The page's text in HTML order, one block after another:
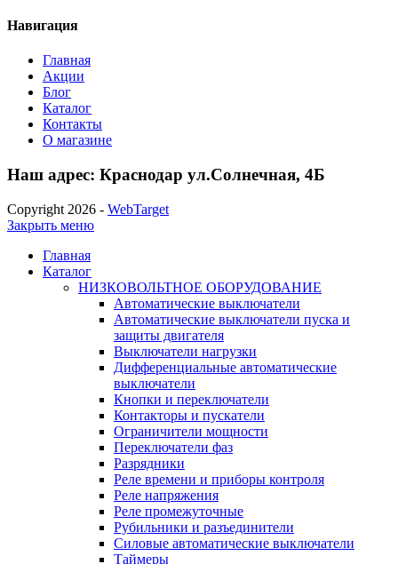
Навигация
Главная
Акции
Блог
Каталог
Контакты
О магазине
Наш адрес: Краснодар ул.Солнечная, 4Б
Copyright 2026 - WebTarget
Закрыть меню
Главная
Каталог
НИЗКОВОЛЬТНОЕ ОБОРУДОВАНИЕ
Автоматические выключатели
Автоматические выключатели пуска и
защиты двигателя
Выключатели нагрузки
Дифференциальные автоматические
выключатели
Кнопки и переключатели
Контакторы и пускатели
Ограничители мощности
Переключатели фаз
Разрядники
Реле времени и приборы контроля
Реле напряжения
Реле промежуточные
Рубильники и разъединители
Силовые автоматические выключатели
Таймеры